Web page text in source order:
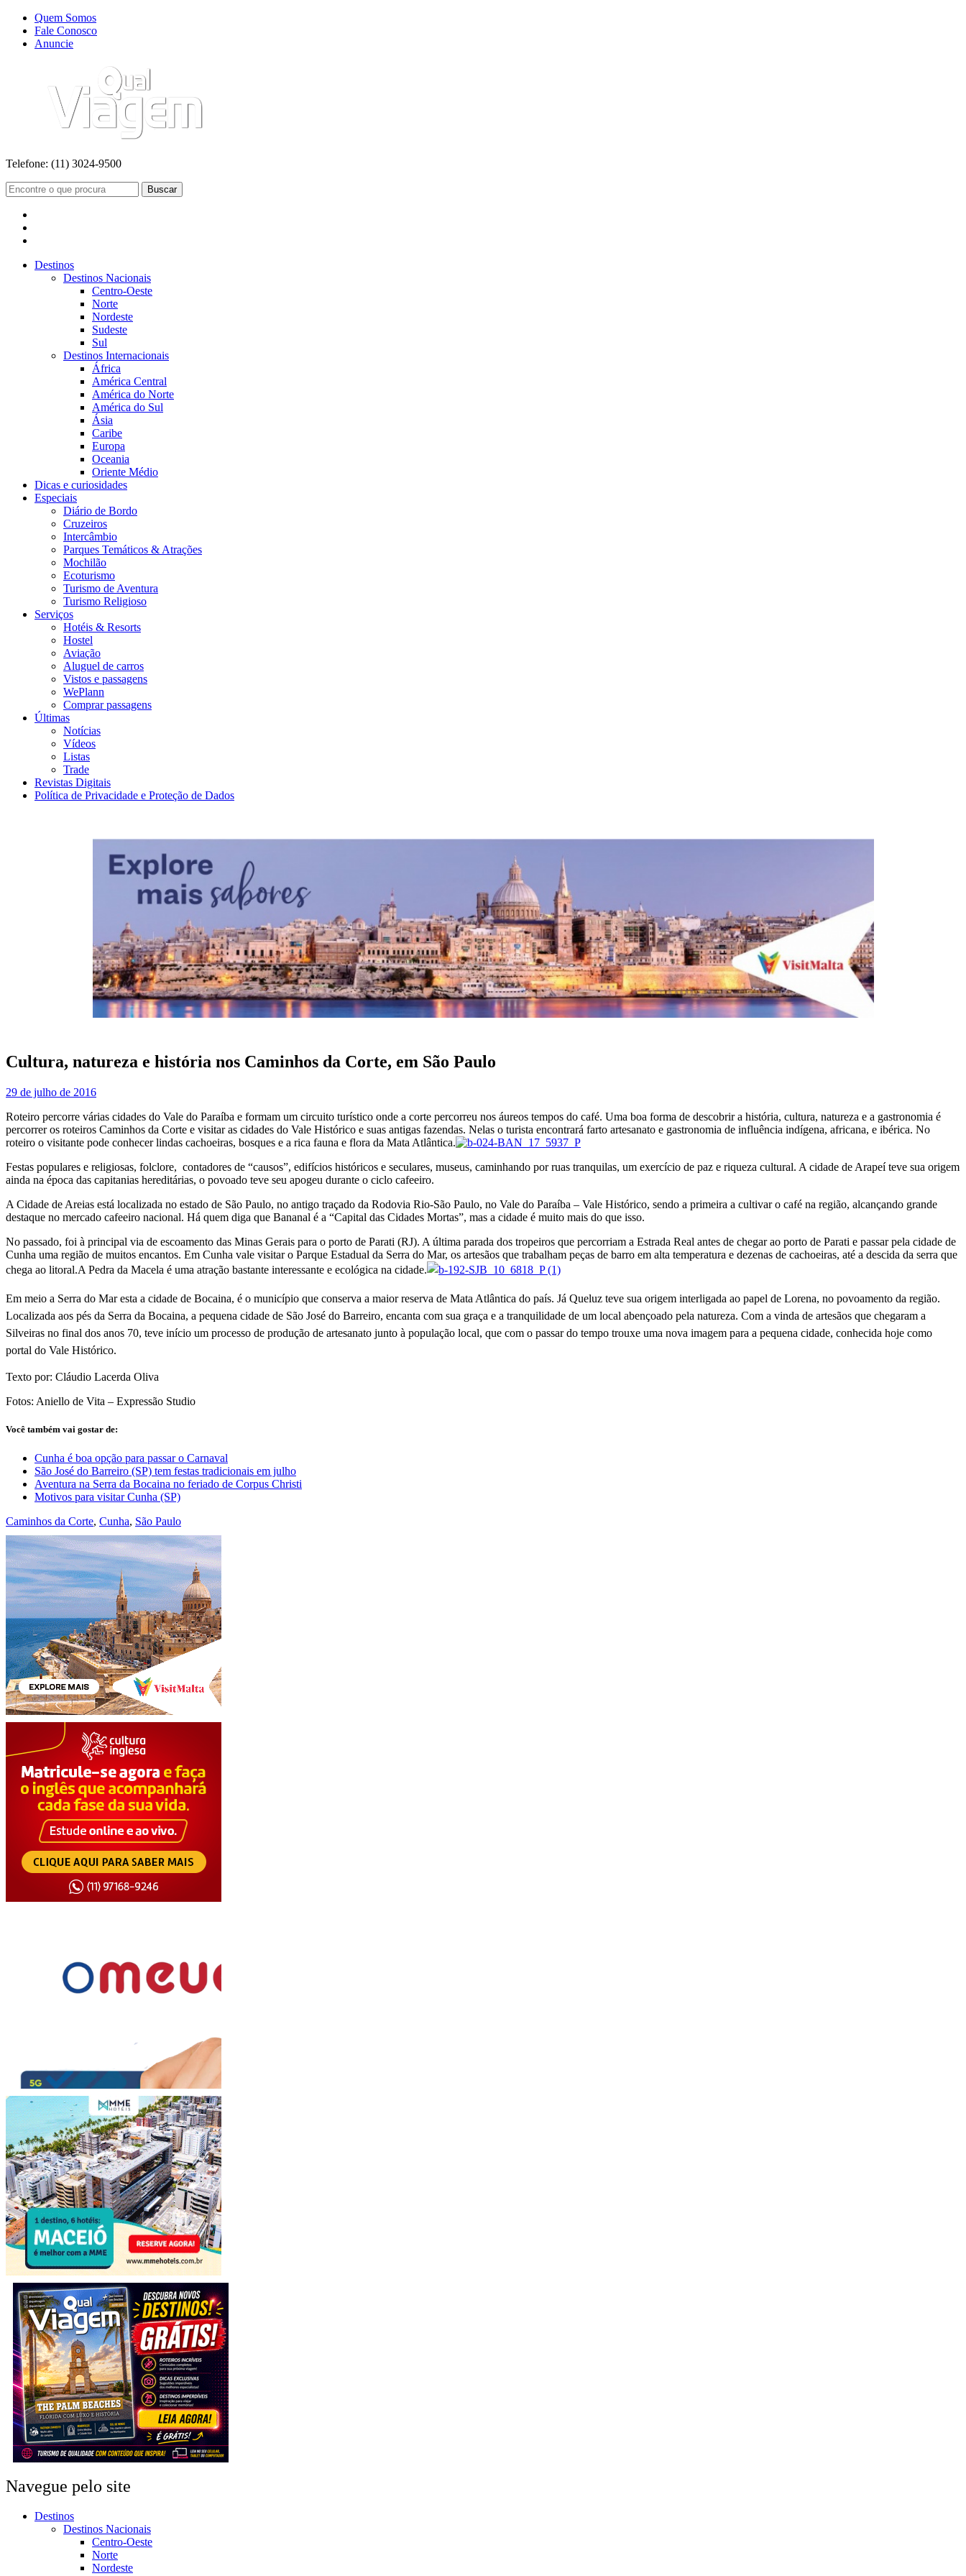
Quem Somos
Fale Conosco
Anuncie
Telefone: (11) 3024-9500
Buscar
Destinos
Destinos Nacionais
Centro-Oeste
Norte
Nordeste
Sudeste
Sul
Destinos Internacionais
África
América Central
América do Norte
América do Sul
Ásia
Caribe
Europa
Oceania
Oriente Médio
Dicas e curiosidades
Especiais
Diário de Bordo
Cruzeiros
Intercâmbio
Parques Temáticos & Atrações
Mochilão
Ecoturismo
Turismo de Aventura
Turismo Religioso
Serviços
Hotéis & Resorts
Hostel
Aviação
Aluguel de carros
Vistos e passagens
WePlann
Comprar passagens
Últimas
Notícias
Vídeos
Listas
Trade
Revistas Digitais
Política de Privacidade e Proteção de Dados
Cultura, natureza e história nos Caminhos da Corte, em São Paulo
29 de julho de 2016
Roteiro percorre várias cidades do Vale do Paraíba e formam um circuito turístico onde a corte percorreu nos áureos tempos do café. Uma boa forma de descobrir a história, cultura, natureza e a gastronomia é
percorrer os roteiros Caminhos da Corte e visitar as cidades do Vale Histórico e suas antigas fazendas. Nelas o turista encontrará farto artesanato e gastronomia de influência indígena, africana, e ibérica. No
roteiro o visitante pode conhecer lindas cachoeiras, bosques e a rica fauna e flora da Mata Atlântica.
Festas populares e religiosas, folclore, contadores de “causos”, edifícios históricos e seculares, museus, caminhando por ruas tranquilas, um exercício de paz e riqueza cultural. A cidade de Arapeí teve sua origem
ainda na época das capitanias hereditárias, o povoado teve seu apogeu durante o ciclo cafeeiro.
A Cidade de Areias está localizada no estado de São Paulo, no antigo traçado da Rodovia Rio-São Paulo, no Vale do Paraíba – Vale Histórico, sendo a primeira a cultivar o café na região, alcançando grande
destaque no mercado cafeeiro nacional. Há quem diga que Bananal é a “Capital das Cidades Mortas”, mas a cidade é muito mais do que isso.
No passado, foi à principal via de escoamento das Minas Gerais para o porto de Parati (RJ). A última parada dos tropeiros que percorriam a Estrada Real antes de chegar ao porto de Parati e passar pela cidade de
Cunha uma região de muitos encantos. Em Cunha vale visitar o Parque Estadual da Serra do Mar, os artesãos que trabalham peças de barro em alta temperatura e dezenas de cachoeiras, até a descida da serra que
chega ao litoral.A Pedra da Macela é uma atração bastante interessante e ecológica na cidade.
Em meio a Serra do Mar esta a cidade de Bocaina, é o município que conserva a maior reserva de Mata Atlântica do país. Já Queluz teve sua origem interligada ao papel de Lorena, no povoamento da região.
Localizada aos pés da Serra da Bocaina, a pequena cidade de São José do Barreiro, encanta com sua graça e a tranquilidade de um local abençoado pela natureza. Com a vinda de artesãos que chegaram a
Silveiras no final dos anos 70, teve início um processo de produção de artesanato junto à população local, que com o passar do tempo trouxe uma nova imagem para a pequena cidade, conhecida hoje como
portal do Vale Histórico.
Texto por: Cláudio Lacerda Oliva
Fotos: Aniello de Vita – Expressão Studio
Você também vai gostar de:
Cunha é boa opção para passar o Carnaval
São José do Barreiro (SP) tem festas tradicionais em julho
Aventura na Serra da Bocaina no feriado de Corpus Christi
Motivos para visitar Cunha (SP)
Caminhos da Corte, Cunha, São Paulo
Navegue pelo site
Destinos
Destinos Nacionais
Centro-Oeste
Norte
Nordeste